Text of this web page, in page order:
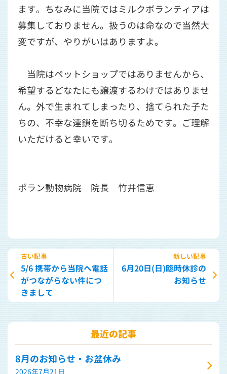
ます。ちなみに当院ではミルクボランティアは
募集しておりません。扱うのは命なので当然大
変ですが、やりがいはありますよ。
当院はペットショップではありませんから、
希望するどなたにも譲渡するわけではありませ
ん。外で生まれてしまったり、捨てられた子た
ちの、不幸な連鎖を断ち切るためです。ご理解
いただけると幸いです。
ポラン動物病院 院長 竹井信恵
古い記事
5/6 携帯から当院へ電話
がつながらない件につ
きまして
新しい記事
6月20日(日)臨時休診の
お知らせ
最近の記事
8月のお知らせ・お盆休み
2026年7月21日